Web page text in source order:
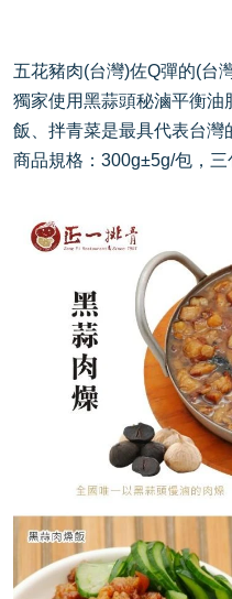
五花豬肉(台灣)佐Q彈的(台
獨家使用黑蒜頭秘滷平衡
飯、拌青菜是最具代表台灣
商品規格： 300g±5g/包，三